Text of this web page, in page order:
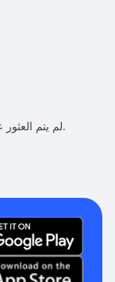
لم يتم العثور على مقالات مطابقة للبحث الذي تم تحديده.